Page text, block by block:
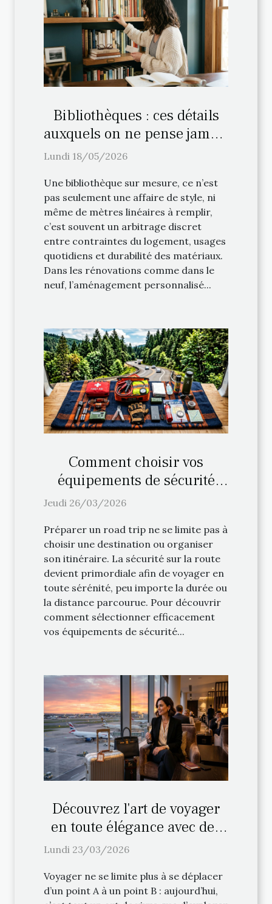
Bibliothèques : ces détails
auxquels on ne pense jamais
lors de l’aménagement
Lundi 18/05/2026
Une bibliothèque sur mesure, ce n’est
pas seulement une affaire de style, ni
même de mètres linéaires à remplir,
c’est souvent un arbitrage discret
entre contraintes du logement, usages
quotidiens et durabilité des matériaux.
Dans les rénovations comme dans le
neuf, l’aménagement personnalisé...
Comment choisir vos
équipements de sécurité
pour un road trip ?
Jeudi 26/03/2026
Préparer un road trip ne se limite pas à
choisir une destination ou organiser
son itinéraire. La sécurité sur la route
devient primordiale afin de voyager en
toute sérénité, peu importe la durée ou
la distance parcourue. Pour découvrir
comment sélectionner efficacement
vos équipements de sécurité...
Découvrez l'art de voyager
en toute élégance avec des
services VIP
Lundi 23/03/2026
Voyager ne se limite plus à se déplacer
d’un point A à un point B : aujourd’hui,